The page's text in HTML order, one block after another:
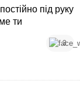
під руку
ти
3